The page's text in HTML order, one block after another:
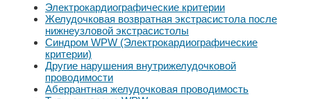
Электрокардиографические критерии
Желудочковая возвратная экстрасистола после
нижнеузловой экстрасистолы
Синдром WPW (Электрокардиографические
критерии)
Другие нарушения внутрижелудочковой
проводимости
Аберрантная желудочковая проводимость